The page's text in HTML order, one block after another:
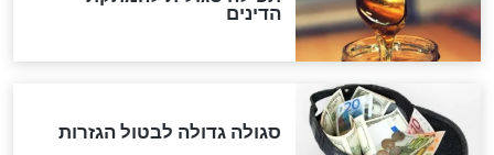
לכל המאמרים